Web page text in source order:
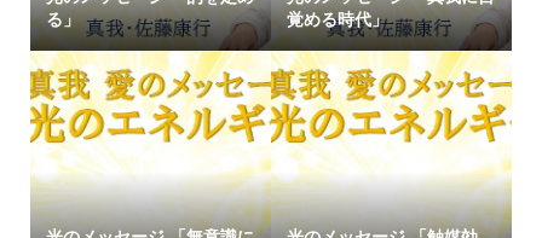
る」
覚める時代」